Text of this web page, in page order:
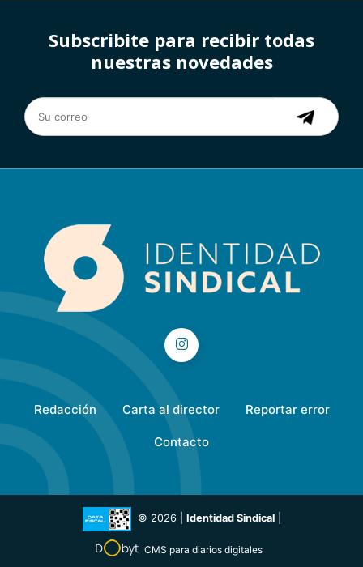
Subscribite para recibir todas
nuestras novedades
Redacción Carta al director Reportar error
Contacto
© 2026 | Identidad Sindical|
CMS para diarios digitales